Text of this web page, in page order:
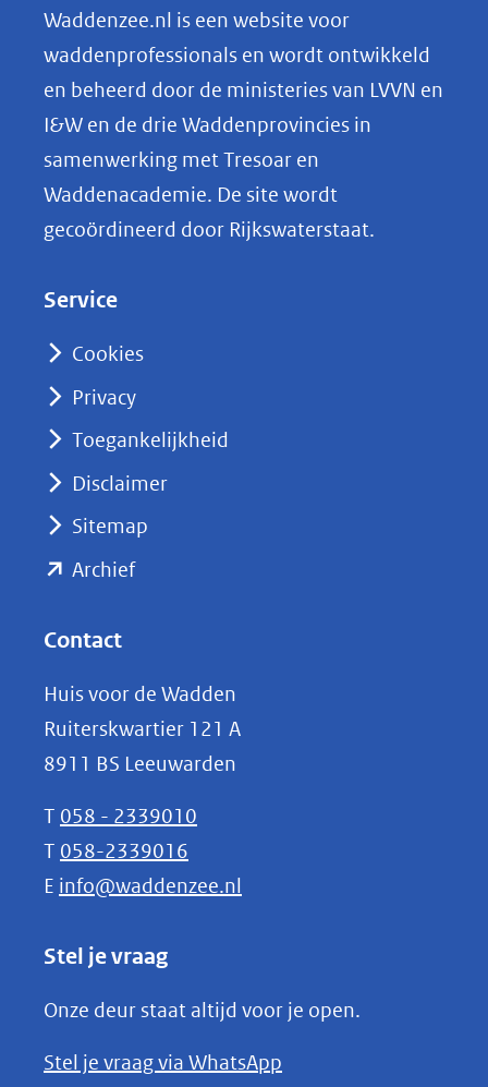
n
o
p
k
e
nieuw
naar
Waddenzee.nl is een website voor
waddenprofessionals en wordt ontwikkeld
en beheerd door de ministeries van LVVN en
I&W en de drie Waddenprovincies in
samenwerking met Tresoar en
Waddenacademie. De site wordt
gecoördineerd door Rijkswaterstaat.
Service
Cookies
Privacy
Toegankelijkheid
Disclaimer
Sitemap
Archief(opent
(verwijst
naar
een
andere
website)
Contact
Huis voor de Wadden
Ruiterskwartier 121 A
8911 BS Leeuwarden
T 058 - 2339010
T 058-2339016
E info@waddenzee.nl
Stel je vraag
Onze deur staat altijd voor je open.
Stel je vraag via WhatsApp